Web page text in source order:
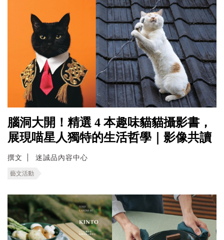
腦洞大開！精選 4 本趣味貓貓攝影書，
展現喵星人獨特的生活哲學｜影像共讀
撰文 迷誠品內容中心
藝文活動